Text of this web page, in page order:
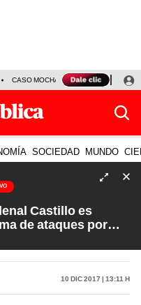
CASO MOCHASUELDOS
SOCIEDAD MUNDO
Castillo es
de ataques por
a Fondo con Pedro
10 Dic 2017 | 13:11 h